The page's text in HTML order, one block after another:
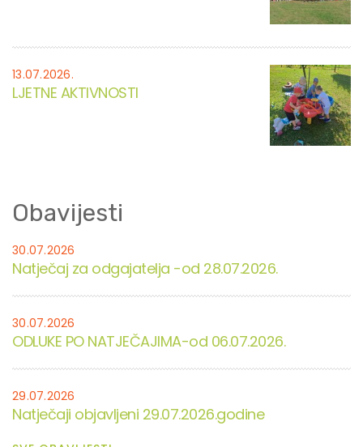
13.07.2026.
LJETNE AKTIVNOSTI
Obavijesti
30.07.2026
Natječaj za odgajatelja -od 28.07.2026.
30.07.2026
ODLUKE PO NATJEČAJIMA-od 06.07.2026.
29.07.2026
Natječaji objavljeni 29.07.2026.godine